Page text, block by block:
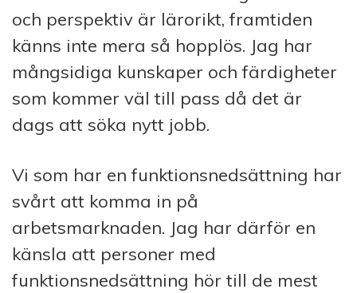
och perspektiv är lärorikt, framtiden
känns inte mera så hopplös. Jag har
mångsidiga kunskaper och färdigheter
som kommer väl till pass då det är
dags att söka nytt jobb.
Vi som har en funktionsnedsättning har
svårt att komma in på
arbetsmarknaden. Jag har därför en
känsla att personer med
funktionsnedsättning hör till de mest